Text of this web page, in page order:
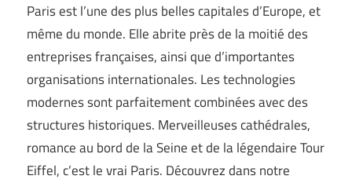
Paris est l’une des plus belles capitales d’Europe, et
même du monde. Elle abrite près de la moitié des
entreprises françaises, ainsi que d’importantes
organisations internationales. Les technologies
modernes sont parfaitement combinées avec des
structures historiques. Merveilleuses cathédrales,
romance au bord de la Seine et de la légendaire Tour
Eiffel, c’est le vrai Paris. Découvrez dans notre